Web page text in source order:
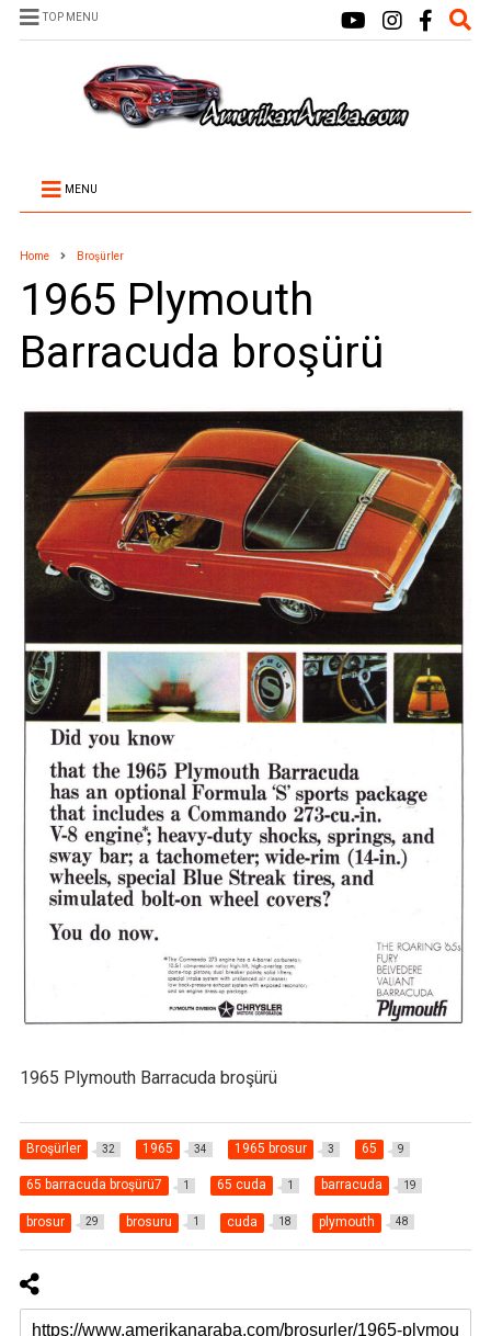
TOP MENU
MENU
Home Broşürler
1965 Plymouth
Barracuda broşürü
1965 Plymouth Barracuda broşürü
Broşürler 32 1965 34 1965 brosur 3 65 9
65 barracuda broşürü7 1 65 cuda 1 barracuda 19
brosur 29 brosuru 1 cuda 18 plymouth 48